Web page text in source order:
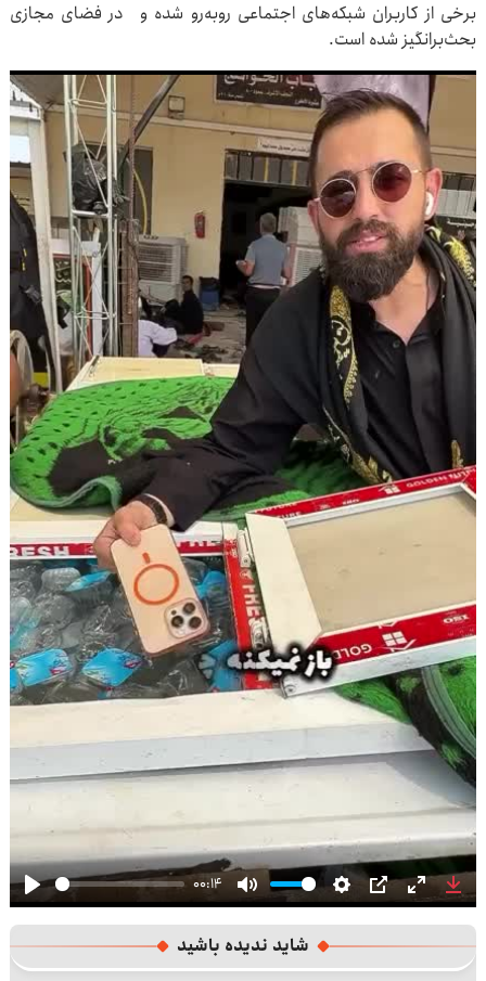
برخی از کاربران شبکه‌های اجتماعی روبه‌رو شده و در فضای مجازی
بحث‌برانگیز شده است.
Play
00:14
Mute Settings
PIP Enter
شاید ندیده باشید